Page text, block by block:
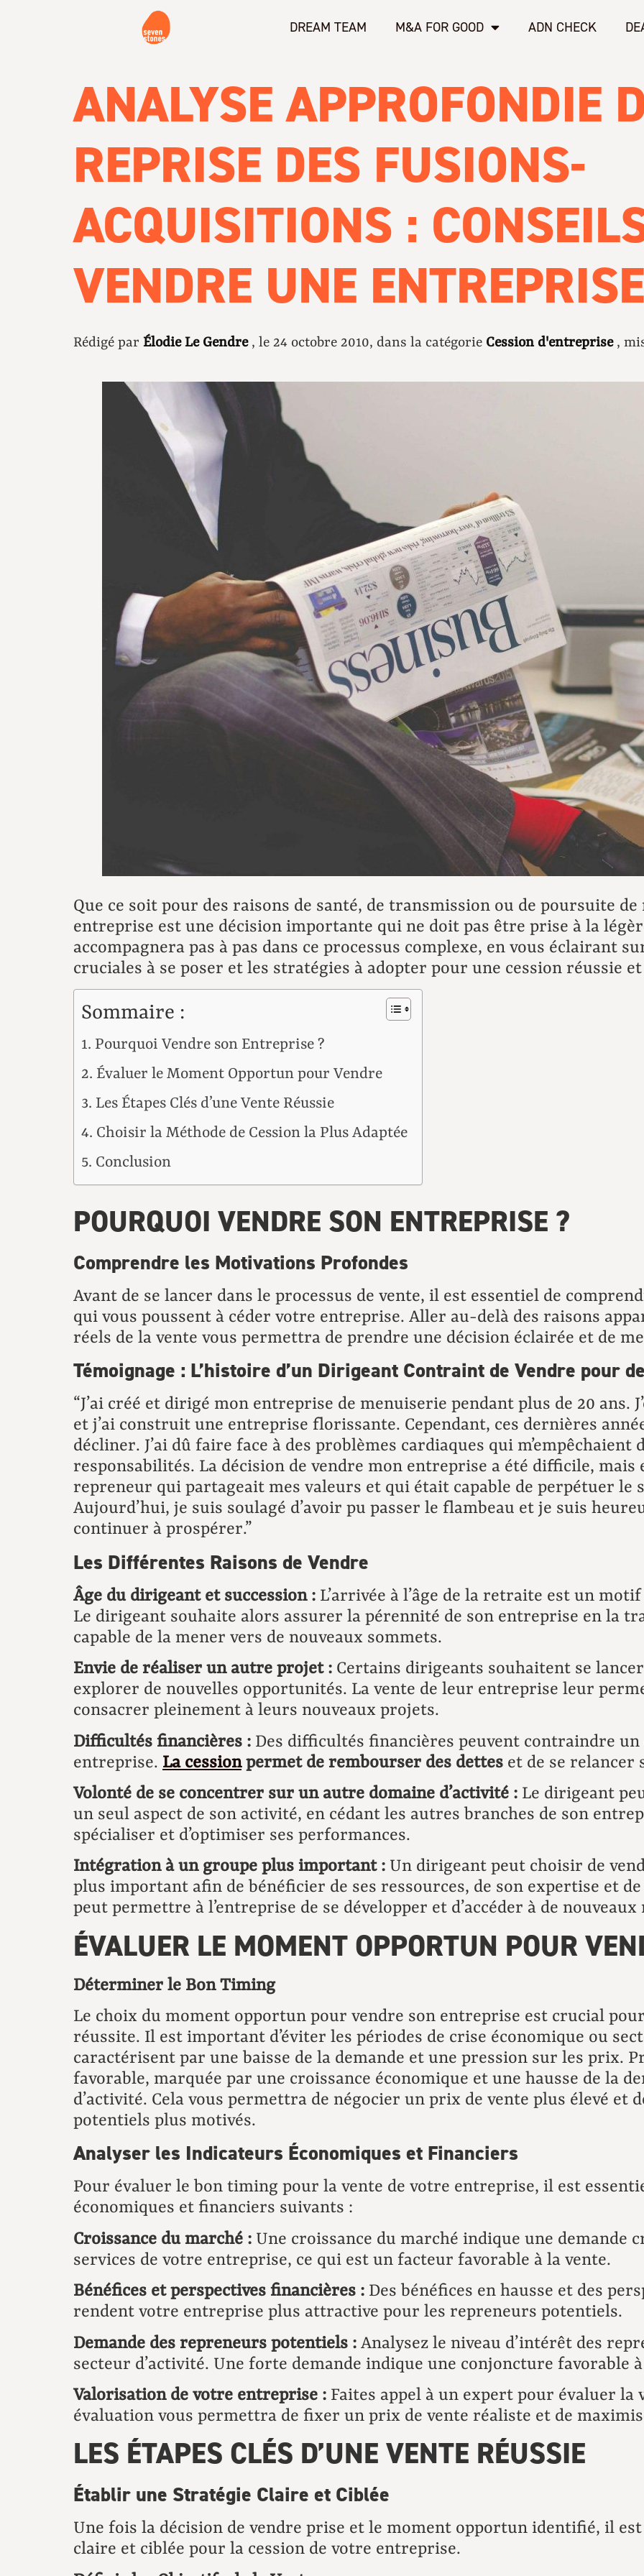
DREAM TEAM M&A FOR GOOD ADN CHECK
ANALYSE APPROFONDIE
REPRISE DES FUSIONS-
ACQUISITIONS :
VENDRE UNE ENTREPRISE
Rédigé par Élodie Le Gendre , le 24 octobre 2010, dans la catégorie Cession d'entreprise,
Que ce soit pour des raisons de santé, de transmission ou de poursuite de
entreprise est une décision importante qui ne doit pas être prise à la
accompagnera pas à pas dans ce processus complexe, en vous éclairant
cruciales à se poser et les stratégies à adopter pour une cession réussie
Sommaire :
Pourquoi Vendre son Entreprise ?
Évaluer le Moment Opportun pour Vendre
Les Étapes Clés d’une Vente Réussie
Choisir la Méthode de Cession la Plus Adaptée
Conclusion
POURQUOI VENDRE SON ENTREPRISE ?
Comprendre les Motivations Profondes
Avant de se lancer dans le processus de vente, il est essentiel de
qui vous poussent à céder votre entreprise. Aller au-delà des raisons
réels de la vente vous permettra de prendre une décision éclairée et de
Témoignage : L’histoire d’un Dirigeant Contraint de Vendre pour
“J’ai créé et dirigé mon entreprise de menuiserie pendant plus de 20 ans.
et j’ai construit une entreprise florissante. Cependant, ces dernières
décliner. J’ai dû faire face à des problèmes cardiaques qui m’empêchaient
responsabilités. La décision de vendre mon entreprise a été difficile, mais
repreneur qui partageait mes valeurs et qui était capable de perpétuer le
Aujourd’hui, je suis soulagé d’avoir pu passer le flambeau et je suis
continuer à prospérer.”
Les Différentes Raisons de Vendre
Âge du dirigeant et succession : L’arrivée à l’âge de la retraite est un
Le dirigeant souhaite alors assurer la pérennité de son entreprise en la
capable de la mener vers de nouveaux sommets.
Envie de réaliser un autre projet : Certains dirigeants souhaitent se
explorer de nouvelles opportunités. La vente de leur entreprise leur
consacrer pleinement à leurs nouveaux projets.
Difficultés financières : Des difficultés financières peuvent contraindre
entreprise. La cessionpermet de rembourser des dettes et de se relancer
Volonté de se concentrer sur un autre domaine d’activité : Le dirigeant
un seul aspect de son activité, en cédant les autres branches de son
spécialiser et d’optimiser ses performances.
Intégration à un groupe plus important : Un dirigeant peut choisir de
plus important afin de bénéficier de ses ressources, de son expertise et
peut permettre à l’entreprise de se développer et d’accéder à de nouveaux
ÉVALUER LE MOMENT OPPORTUN POUR
Déterminer le Bon Timing
Le choix du moment opportun pour vendre son entreprise est crucial
réussite. Il est important d’éviter les périodes de crise économique ou
caractérisent par une baisse de la demande et une pression sur les prix.
favorable, marquée par une croissance économique et une hausse de la
d’activité. Cela vous permettra de négocier un prix de vente plus élevé et
potentiels plus motivés.
Analyser les Indicateurs Économiques et Financiers
Pour évaluer le bon timing pour la vente de votre entreprise, il est
économiques et financiers suivants :
Croissance du marché : Une croissance du marché indique une demande
services de votre entreprise, ce qui est un facteur favorable à la vente.
Bénéfices et perspectives financières : Des bénéfices en hausse et des
rendent votre entreprise plus attractive pour les repreneurs potentiels.
Demande des repreneurs potentiels : Analysez le niveau d’intérêt des
secteur d’activité. Une forte demande indique une conjoncture favorable
Valorisation de votre entreprise : Faites appel à un expert pour évaluer
évaluation vous permettra de fixer un prix de vente réaliste et de
LES ÉTAPES CLÉS D’UNE VENTE RÉUSSIE
Établir une Stratégie Claire et Ciblée
Une fois la décision de vendre prise et le moment opportun identifié, il
claire et ciblée pour la cession de votre entreprise.